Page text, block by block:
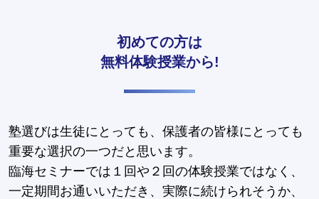
初めての方は
無料体験授業から!
塾選びは生徒にとっても、保護者の皆様にとっても
重要な選択の一つだと思います。
臨海セミナーでは１回や２回の体験授業ではなく、
一定期間お通いいただき、実際に続けられそうか、